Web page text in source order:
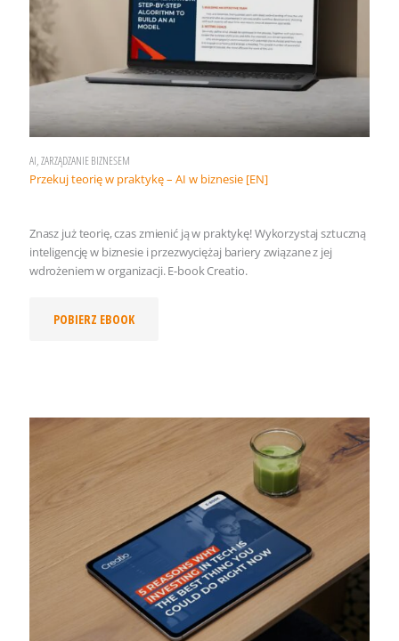
AI, ZARZĄDZANIE BIZNESEM
Przekuj teorię w praktykę – AI w biznesie [EN]
Znasz już teorię, czas zmienić ją w praktykę! Wykorzystaj sztuczną
inteligencję w biznesie i przezwyciężaj bariery związane z jej
wdrożeniem w organizacji. E-book Creatio.
POBIERZ EBOOK